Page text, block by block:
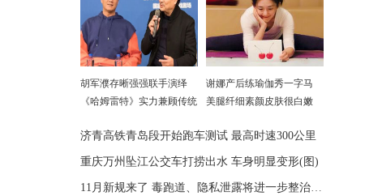
胡军濮存晰强强联手演绎
《哈姆雷特》实力兼顾传统
谢娜产后练瑜伽秀一字马
美腿纤细素颜皮肤很白嫩
济青高铁青岛段开始跑车测试 最高时速300公里
重庆万州坠江公交车打捞出水 车身明显变形(图)
11月新规来了 毒跑道、隐私泄露将进一步整治(图)